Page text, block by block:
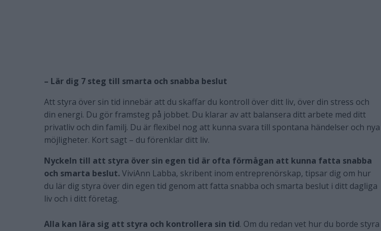
– Lär dig 7 steg till smarta och snabba beslut
Att styra över sin tid innebär att du skaffar du kontroll över ditt liv, över din stress och
din energi. Du gör framsteg på jobbet. Du klarar av att balansera ditt arbete med ditt
privatliv och din familj. Du är flexibel nog att kunna svara till spontana händelser och nya
möjligheter. Kort sagt – du förenklar ditt liv.
Nyckeln till att styra över sin egen tid är ofta förmågan att kunna fatta snabba
och smarta beslut. ViviAnn Labba, skribent inom entreprenörskap, tipsar dig om hur
du lär dig styra över din egen tid genom att fatta snabba och smarta beslut i ditt dagliga
liv och i ditt företag.
Alla kan lära sig att styra och kontrollera sin tid. Om du redan vet hur du borde styra